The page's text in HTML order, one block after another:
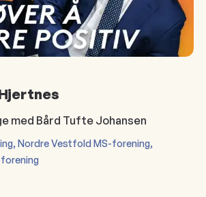
med Bård Tufte Johansen
,Nordre Vestfold MS-forening,